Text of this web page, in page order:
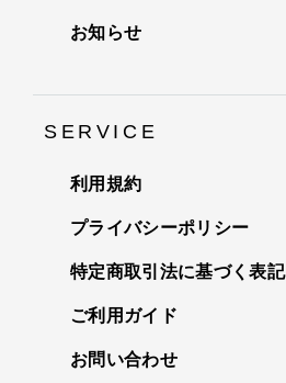
お知らせ
SERVICE
利用規約
プライバシーポリシー
特定商取引法に基づく表記
ご利用ガイド
お問い合わせ